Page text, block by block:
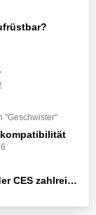
"Geschwister"
Neuheiten an